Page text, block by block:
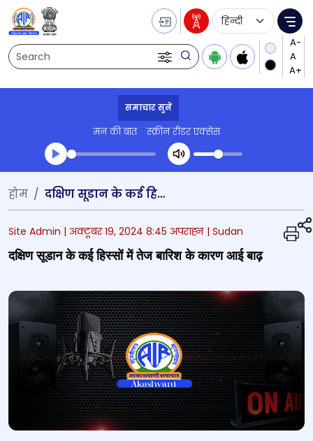
Search
Language
समाचार सुनें
मन की बात स्क्रीन रीडर एक्सेस
Transcript summary
प्ले ऑडियो
होम दक्षिण सूडान के कई हिस्सों में तेज बारिश के कारण आई बाढ़
Site Admin | अक्टूबर 19, 2024 8:45 अपराह्न | Sudan
दक्षिण सूडान के कई हिस्सों में तेज बारिश के कारण आई बाढ़